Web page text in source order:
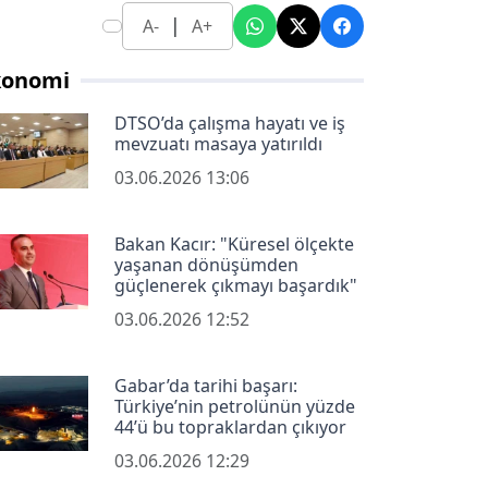
A- | A+
DTSO’da çalışma hayatı ve iş
mevzuatı masaya yatırıldı
03.06.2026 13:06
Bakan Kacır: "Küresel ölçekte
yaşanan dönüşümden
güçlenerek çıkmayı başardık"
03.06.2026 12:52
Gabar’da tarihi başarı:
Türkiye’nin petrolünün yüzde
44’ü bu topraklardan çıkıyor
03.06.2026 12:29